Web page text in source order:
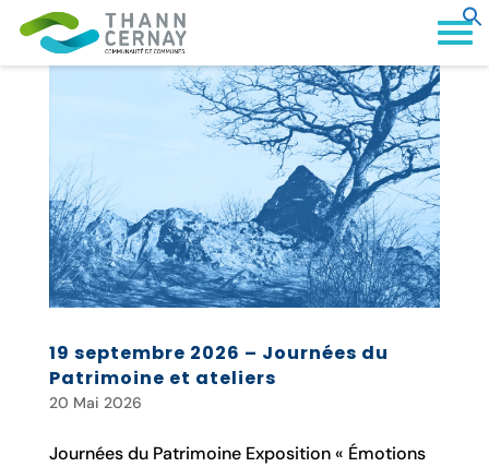
19 septembre 2026 – Journées du
Patrimoine et ateliers
20 Mai 2026
Journées du Patrimoine Exposition « Émotions